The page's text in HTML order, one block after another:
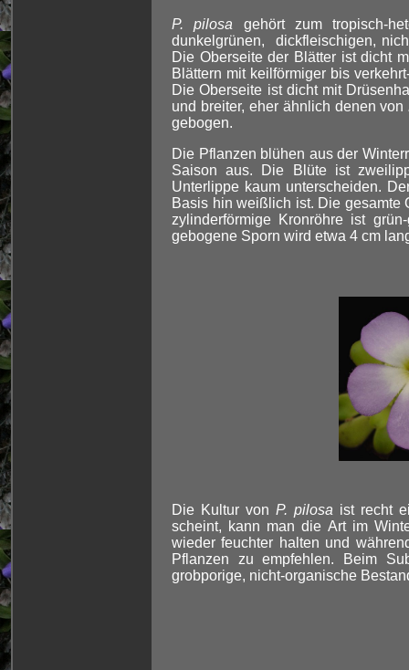
P. pilosa gehört zum tropisch-
dunkelgrünen, dickfleischigen,
Die Oberseite der Blätter ist dicht
Blättern mit keilförmiger bis
Die Oberseite ist dicht mit
und breiter, eher ähnlich denen von
gebogen.
Die Pflanzen blühen aus der
Saison aus. Die Blüte ist
Unterlippe kaum unterscheiden.
Basis hin weißlich ist. Die gesamte
zylinderförmige Kronröhre ist
gebogene Sporn wird etwa 4 cm
Die Kultur vonP. pilosa ist recht
scheint, kann man die Art im
wieder feuchter halten und
Pflanzen zu empfehlen. Beim
grobporige, nicht-organische